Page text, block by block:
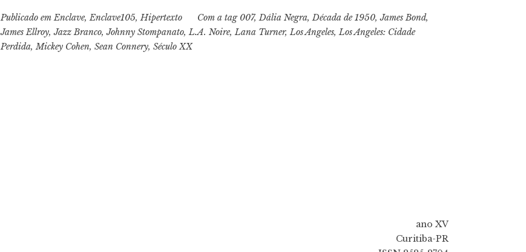
Publicado emEnclave,Enclave105,Hipertexto Com a tag 007,Dália Negra,Década de 1950,James Bond,
James Ellroy,Jazz Branco,Johnny Stompanato,L.A. Noire,Lana Turner,Los Angeles,Los Angeles: Cidade
Perdida,Mickey Cohen,Sean Connery,Século XX
ano XV
Curitiba-PR